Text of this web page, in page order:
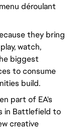
déroulant
they bring
watch,
biggest
to consume
build.
part of EA's
in Battlefield to
creative